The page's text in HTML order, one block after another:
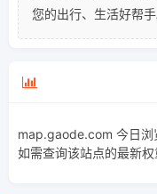
您的出行、生活好帮手
map.gaode.com 今日浏
如需查询该站点的最新